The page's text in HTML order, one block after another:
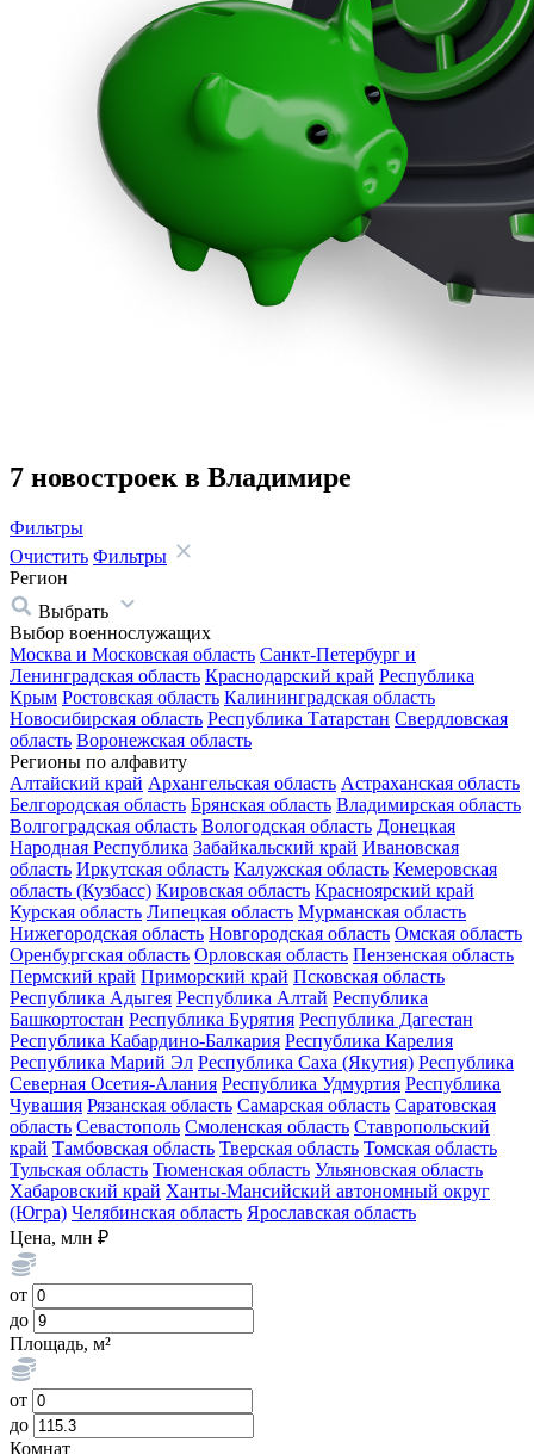
7 новостроек в Владимире
Фильтры
Очистить Фильтры
Регион
Выбрать
Выбор военнослужащих
Москва и Московская область Санкт-Петербург и
Ленинградская область Краснодарский край Республика
Крым Ростовская область Калининградская область
Новосибирская область Республика Татарстан Свердловская
область Воронежская область
Регионы по алфавиту
Алтайский край Архангельская область Астраханская область
Белгородская область Брянская область Владимирская область
Волгоградская область Вологодская область Донецкая
Народная Республика Забайкальский край Ивановская
область Иркутская область Калужская область Кемеровская
область (Кузбасс) Кировская область Красноярский край
Курская область Липецкая область Мурманская область
Нижегородская область Новгородская область Омская область
Оренбургская область Орловская область Пензенская область
Пермский край Приморский край Псковская область
Республика Адыгея Республика Алтай Республика
Башкортостан Республика Бурятия Республика Дагестан
Республика Кабардино-Балкария Республика Карелия
Республика Марий Эл Республика Саха (Якутия) Республика
Северная Осетия-Алания Республика Удмуртия Республика
Чувашия Рязанская область Самарская область Саратовская
область Севастополь Смоленская область Ставропольский
край Тамбовская область Тверская область Томская область
Тульская область Тюменская область Ульяновская область
Хабаровский край Ханты-Мансийский автономный округ
(Югра) Челябинская область Ярославская область
Цена, млн ₽
от
до
Площадь, м²
от
до
Комнат